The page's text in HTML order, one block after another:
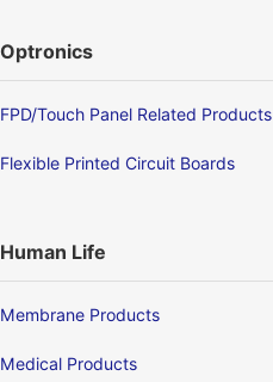
Optronics
FPD/Touch Panel Related Products
Flexible Printed Circuit Boards
Human Life
Membrane Products
Medical Products